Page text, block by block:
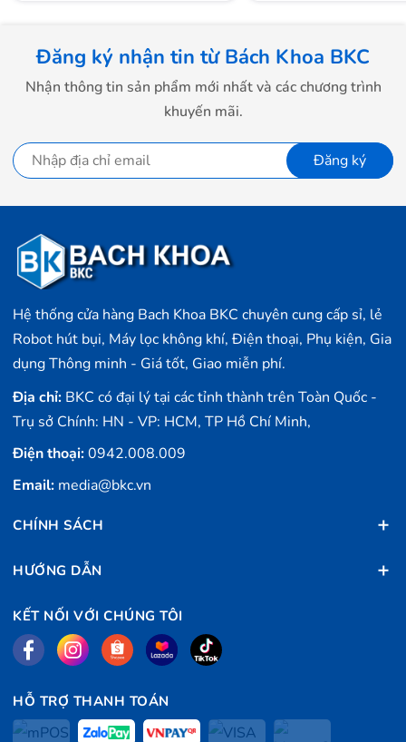
Đăng ký nhận tin từ Bách Khoa BKC
Nhận thông tin sản phẩm mới nhất và các chương trình
khuyến mãi.
Đăng ký
Hệ thống cửa hàng Bach Khoa BKC chuyên cung cấp sỉ, lẻ
Robot hút bụi, Máy lọc không khí, Điện thoại, Phụ kiện, Gia
dụng Thông minh - Giá tốt, Giao miễn phí.
Địa chỉ: BKC có đại lý tại các tỉnh thành trên Toàn Quốc -
Trụ sở Chính: HN - VP: HCM, TP Hồ Chí Minh,
Điện thoại:0942.008.009
Email: media@bkc.vn
CHÍNH SÁCH
HƯỚNG DẪN
KẾT NỐI VỚI CHÚNG TÔI
HỖ TRỢ THANH TOÁN